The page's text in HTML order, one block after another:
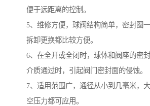
便于远距离的控制。
5、维修方便，球阀结构简单，密封圈
拆卸更换都比较方便。
6、在全开或全闭时，球体和阀座的密
介质通过时，引起阀门密封面的侵蚀。
7、适用范围广，通径从小到几毫米，
空压力都可应用。